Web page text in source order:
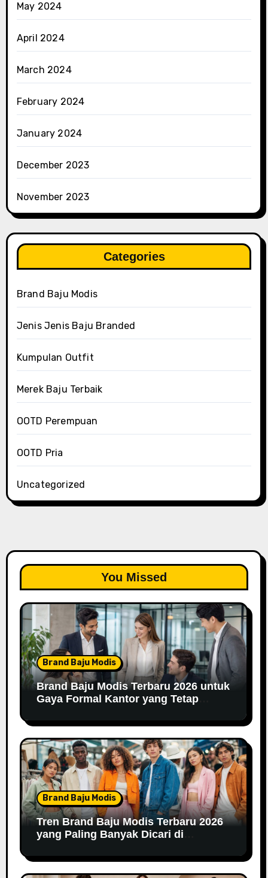
May 2024
April 2024
March 2024
February 2024
January 2024
December 2023
November 2023
Categories
Brand Baju Modis
Jenis Jenis Baju Branded
Kumpulan Outfit
Merek Baju Terbaik
OOTD Perempuan
OOTD Pria
Uncategorized
You Missed
Brand Baju Modis
Brand Baju Modis Terbaru 2026 untuk
Gaya Formal Kantor yang Tetap
Brand Baju Modis
Tren Brand Baju Modis Terbaru 2026
yang Paling Banyak Dicari di